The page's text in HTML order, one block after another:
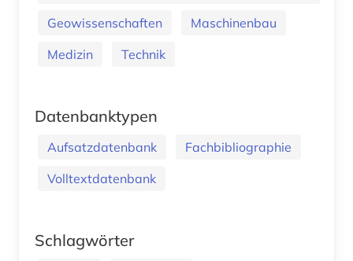
Geowissenschaften
Maschinenbau
Medizin
Technik
Datenbanktypen
Aufsatzdatenbank
Fachbibliographie
Volltextdatenbank
Schlagwörter